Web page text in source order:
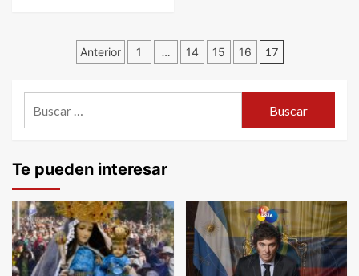
Navegación
entradas
Anterior 1 … 14 15 16 17
Te pueden interesar